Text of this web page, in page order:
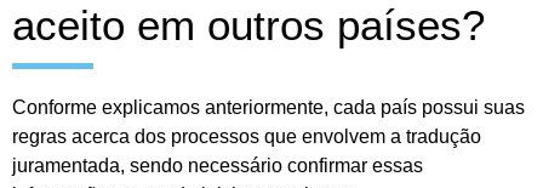
aceito em outros países?
Conforme explicamos anteriormente, cada país possui suas
regras acerca dos processos que envolvem a tradução
juramentada, sendo necessário confirmar essas